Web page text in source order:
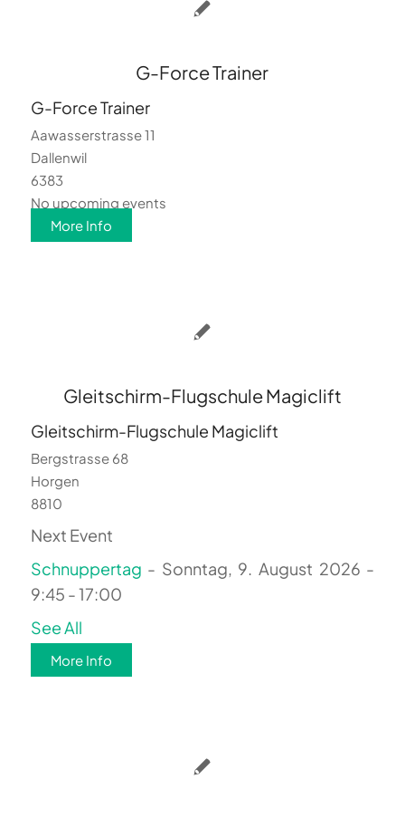
G-Force Trainer
G-Force Trainer
Aawasserstrasse 11
Dallenwil
6383
No upcoming events
More Info
Gleitschirm-Flugschule Magiclift
Gleitschirm-Flugschule Magiclift
Bergstrasse 68
Horgen
8810
Next Event
Schnuppertag - Sonntag, 9. August 2026 -
9:45 - 17:00
See All
More Info